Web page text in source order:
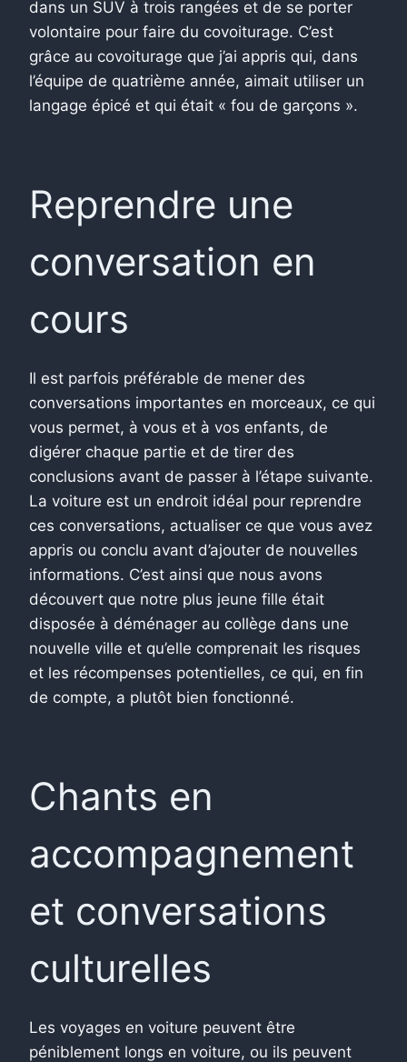
dans un SUV à trois rangées et de se porter
volontaire pour faire du covoiturage. C’est
grâce au covoiturage que j’ai appris qui, dans
l’équipe de quatrième année, aimait utiliser un
langage épicé et qui était « fou de garçons ».
Reprendre une
conversation en
cours
Il est parfois préférable de mener des
conversations importantes en morceaux, ce qui
vous permet, à vous et à vos enfants, de
digérer chaque partie et de tirer des
conclusions avant de passer à l’étape suivante.
La voiture est un endroit idéal pour reprendre
ces conversations, actualiser ce que vous avez
appris ou conclu avant d’ajouter de nouvelles
informations. C’est ainsi que nous avons
découvert que notre plus jeune fille était
disposée à déménager au collège dans une
nouvelle ville et qu’elle comprenait les risques
et les récompenses potentielles, ce qui, en fin
de compte, a plutôt bien fonctionné.
Chants en
accompagnement
et conversations
culturelles
Les voyages en voiture peuvent être
péniblement longs en voiture, ou ils peuvent